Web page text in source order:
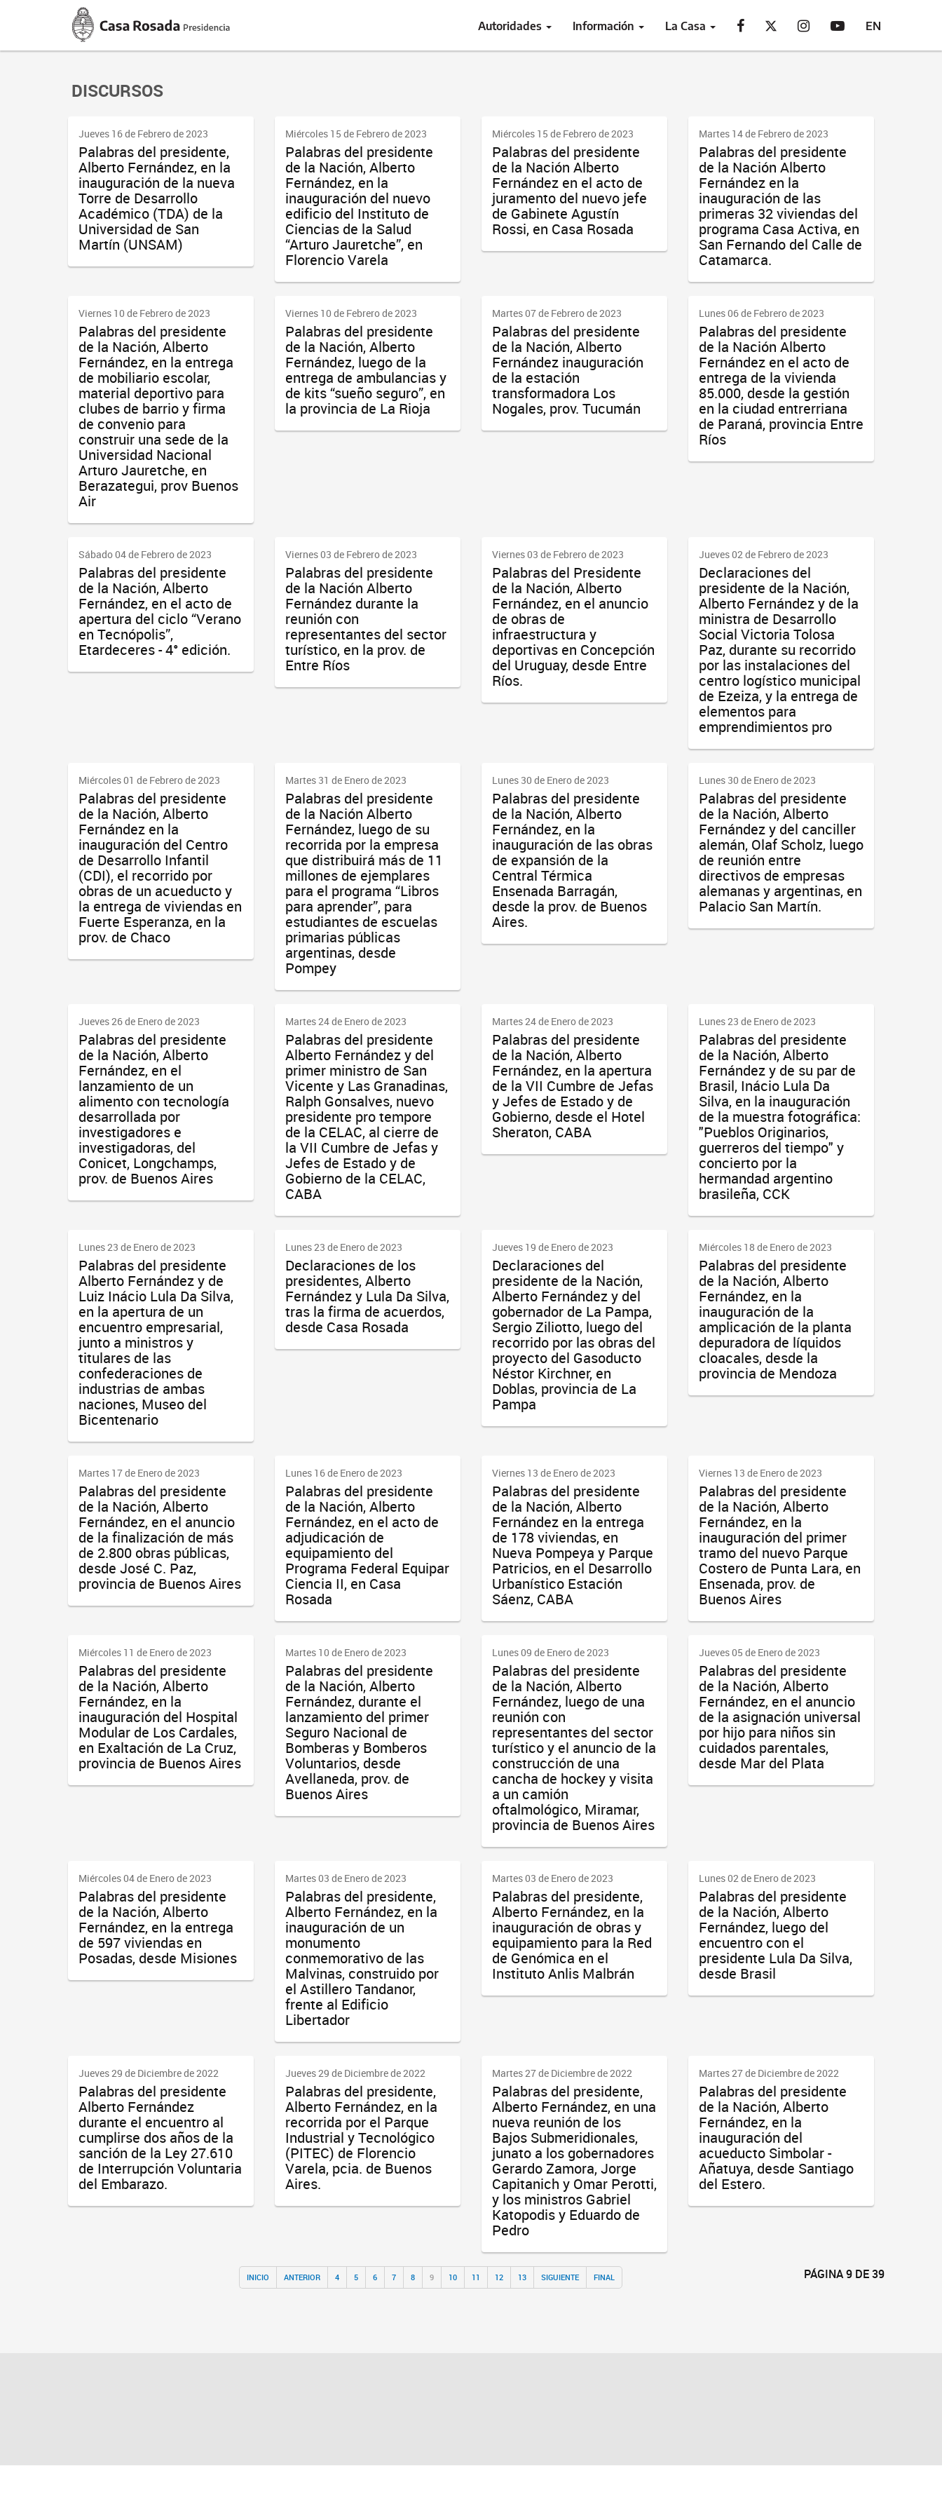
Casa
Rosada
Presidencia
de
Autoridades Información La Casa EN
DISCURSOS
Jueves 16 de Febrero de 2023
Palabras del presidente,
Alberto Fernández, en la
inauguración de la nueva
Torre de Desarrollo
Académico (TDA) de la
Universidad de San
Martín (UNSAM)
Miércoles 15 de Febrero de 2023
Palabras del presidente
de la Nación, Alberto
Fernández, en la
inauguración del nuevo
edificio del Instituto de
Ciencias de la Salud
“Arturo Jauretche”, en
Florencio Varela
Miércoles 15 de Febrero de 2023
Palabras del presidente
de la Nación Alberto
Fernández en el acto de
juramento del nuevo jefe
de Gabinete Agustín
Rossi, en Casa Rosada
Martes 14 de Febrero de 2023
Palabras del presidente
de la Nación Alberto
Fernández en la
inauguración de las
primeras 32 viviendas del
programa Casa Activa, en
San Fernando del Calle de
Catamarca.
Viernes 10 de Febrero de 2023
Palabras del presidente
de la Nación, Alberto
Fernández, en la entrega
de mobiliario escolar,
material deportivo para
clubes de barrio y firma
de convenio para
construir una sede de la
Universidad Nacional
Arturo Jauretche, en
Berazategui, prov Buenos
Air
Viernes 10 de Febrero de 2023
Palabras del presidente
de la Nación, Alberto
Fernández, luego de la
entrega de ambulancias y
de kits “sueño seguro”, en
la provincia de La Rioja
Martes 07 de Febrero de 2023
Palabras del presidente
de la Nación, Alberto
Fernández inauguración
de la estación
transformadora Los
Nogales, prov. Tucumán
Lunes 06 de Febrero de 2023
Palabras del presidente
de la Nación Alberto
Fernández en el acto de
entrega de la vivienda
85.000, desde la gestión
en la ciudad entrerriana
de Paraná, provincia Entre
Ríos
Sábado 04 de Febrero de 2023
Palabras del presidente
de la Nación, Alberto
Fernández, en el acto de
apertura del ciclo “Verano
en Tecnópolis”,
Etardeceres - 4° edición.
Viernes 03 de Febrero de 2023
Palabras del presidente
de la Nación Alberto
Fernández durante la
reunión con
representantes del sector
turístico, en la prov. de
Entre Ríos
Viernes 03 de Febrero de 2023
Palabras del Presidente
de la Nación, Alberto
Fernández, en el anuncio
de obras de
infraestructura y
deportivas en Concepción
del Uruguay, desde Entre
Ríos.
Jueves 02 de Febrero de 2023
Declaraciones del
presidente de la Nación,
Alberto Fernández y de la
ministra de Desarrollo
Social Victoria Tolosa
Paz, durante su recorrido
por las instalaciones del
centro logístico municipal
de Ezeiza, y la entrega de
elementos para
emprendimientos pro
Miércoles 01 de Febrero de 2023
Palabras del presidente
de la Nación, Alberto
Fernández en la
inauguración del Centro
de Desarrollo Infantil
(CDI), el recorrido por
obras de un acueducto y
la entrega de viviendas en
Fuerte Esperanza, en la
prov. de Chaco
Martes 31 de Enero de 2023
Palabras del presidente
de la Nación Alberto
Fernández, luego de su
recorrida por la empresa
que distribuirá más de 11
millones de ejemplares
para el programa “Libros
para aprender”, para
estudiantes de escuelas
primarias públicas
argentinas, desde
Pompey
Lunes 30 de Enero de 2023
Palabras del presidente
de la Nación, Alberto
Fernández, en la
inauguración de las obras
de expansión de la
Central Térmica
Ensenada Barragán,
desde la prov. de Buenos
Aires.
Lunes 30 de Enero de 2023
Palabras del presidente
de la Nación, Alberto
Fernández y del canciller
alemán, Olaf Scholz, luego
de reunión entre
directivos de empresas
alemanas y argentinas, en
Palacio San Martín.
Jueves 26 de Enero de 2023
Palabras del presidente
de la Nación, Alberto
Fernández, en el
lanzamiento de un
alimento con tecnología
desarrollada por
investigadores e
investigadoras, del
Conicet, Longchamps,
prov. de Buenos Aires
Martes 24 de Enero de 2023
Palabras del presidente
Alberto Fernández y del
primer ministro de San
Vicente y Las Granadinas,
Ralph Gonsalves, nuevo
presidente pro tempore
de la CELAC, al cierre de
la VII Cumbre de Jefas y
Jefes de Estado y de
Gobierno de la CELAC,
CABA
Martes 24 de Enero de 2023
Palabras del presidente
de la Nación, Alberto
Fernández, en la apertura
de la VII Cumbre de Jefas
y Jefes de Estado y de
Gobierno, desde el Hotel
Sheraton, CABA
Lunes 23 de Enero de 2023
Palabras del presidente
de la Nación, Alberto
Fernández y de su par de
Brasil, Inácio Lula Da
Silva, en la inauguración
de la muestra fotográfica:
"Pueblos Originarios,
guerreros del tiempo" y
concierto por la
hermandad argentino
brasileña, CCK
Lunes 23 de Enero de 2023
Palabras del presidente
Alberto Fernández y de
Luiz Inácio Lula Da Silva,
en la apertura de un
encuentro empresarial,
junto a ministros y
titulares de las
confederaciones de
industrias de ambas
naciones, Museo del
Bicentenario
Lunes 23 de Enero de 2023
Declaraciones de los
presidentes, Alberto
Fernández y Lula Da Silva,
tras la firma de acuerdos,
desde Casa Rosada
Jueves 19 de Enero de 2023
Declaraciones del
presidente de la Nación,
Alberto Fernández y del
gobernador de La Pampa,
Sergio Ziliotto, luego del
recorrido por las obras del
proyecto del Gasoducto
Néstor Kirchner, en
Doblas, provincia de La
Pampa
Miércoles 18 de Enero de 2023
Palabras del presidente
de la Nación, Alberto
Fernández, en la
inauguración de la
amplicación de la planta
depuradora de líquidos
cloacales, desde la
provincia de Mendoza
Martes 17 de Enero de 2023
Palabras del presidente
de la Nación, Alberto
Fernández, en el anuncio
de la finalización de más
de 2.800 obras públicas,
desde José C. Paz,
provincia de Buenos Aires
Lunes 16 de Enero de 2023
Palabras del presidente
de la Nación, Alberto
Fernández, en el acto de
adjudicación de
equipamiento del
Programa Federal Equipar
Ciencia II, en Casa
Rosada
Viernes 13 de Enero de 2023
Palabras del presidente
de la Nación, Alberto
Fernández en la entrega
de 178 viviendas, en
Nueva Pompeya y Parque
Patricios, en el Desarrollo
Urbanístico Estación
Sáenz, CABA
Viernes 13 de Enero de 2023
Palabras del presidente
de la Nación, Alberto
Fernández, en la
inauguración del primer
tramo del nuevo Parque
Costero de Punta Lara, en
Ensenada, prov. de
Buenos Aires
Miércoles 11 de Enero de 2023
Palabras del presidente
de la Nación, Alberto
Fernández, en la
inauguración del Hospital
Modular de Los Cardales,
en Exaltación de La Cruz,
provincia de Buenos Aires
Martes 10 de Enero de 2023
Palabras del presidente
de la Nación, Alberto
Fernández, durante el
lanzamiento del primer
Seguro Nacional de
Bomberas y Bomberos
Voluntarios, desde
Avellaneda, prov. de
Buenos Aires
Lunes 09 de Enero de 2023
Palabras del presidente
de la Nación, Alberto
Fernández, luego de una
reunión con
representantes del sector
turístico y el anuncio de la
construcción de una
cancha de hockey y visita
a un camión
oftalmológico, Miramar,
provincia de Buenos Aires
Jueves 05 de Enero de 2023
Palabras del presidente
de la Nación, Alberto
Fernández, en el anuncio
de la asignación universal
por hijo para niños sin
cuidados parentales,
desde Mar del Plata
Miércoles 04 de Enero de 2023
Palabras del presidente
de la Nación, Alberto
Fernández, en la entrega
de 597 viviendas en
Posadas, desde Misiones
Martes 03 de Enero de 2023
Palabras del presidente,
Alberto Fernández, en la
inauguración de un
monumento
conmemorativo de las
Malvinas, construido por
el Astillero Tandanor,
frente al Edificio
Libertador
Martes 03 de Enero de 2023
Palabras del presidente,
Alberto Fernández, en la
inauguración de obras y
equipamiento para la Red
de Genómica en el
Instituto Anlis Malbrán
Lunes 02 de Enero de 2023
Palabras del presidente
de la Nación, Alberto
Fernández, luego del
encuentro con el
presidente Lula Da Silva,
desde Brasil
Jueves 29 de Diciembre de 2022
Palabras del presidente
Alberto Fernández
durante el encuentro al
cumplirse dos años de la
sanción de la Ley 27.610
de Interrupción Voluntaria
del Embarazo.
Jueves 29 de Diciembre de 2022
Palabras del presidente,
Alberto Fernández, en la
recorrida por el Parque
Industrial y Tecnológico
(PITEC) de Florencio
Varela, pcia. de Buenos
Aires.
Martes 27 de Diciembre de 2022
Palabras del presidente,
Alberto Fernández, en una
nueva reunión de los
Bajos Submeridionales,
junato a los gobernadores
Gerardo Zamora, Jorge
Capitanich y Omar Perotti,
y los ministros Gabriel
Katopodis y Eduardo de
Pedro
Martes 27 de Diciembre de 2022
Palabras del presidente
de la Nación, Alberto
Fernández, en la
inauguración del
acueducto Simbolar -
Añatuya, desde Santiago
del Estero.
PÁGINA 9 DE 39
INICIO ANTERIOR 4 5 6 7 8 9 10 11 12 13 SIGUIENTE FINAL